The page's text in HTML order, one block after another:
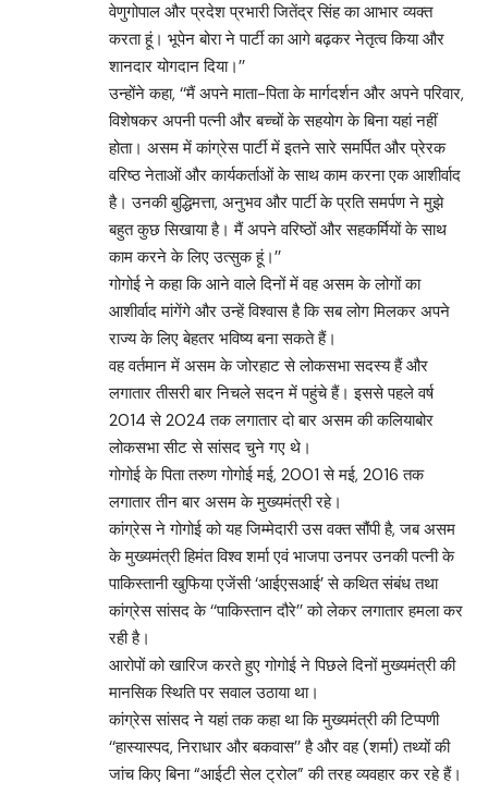
वेणुगोपाल और प्रदेश प्रभारी जितेंद्र सिंह का आभार व्यक्त
करता हूं। भूपेन बोरा ने पार्टी का आगे बढ़कर नेतृत्व किया और
शानदार योगदान दिया।’’
उन्होंने कहा, ‘‘मैं अपने माता-पिता के मार्गदर्शन और अपने परिवार,
विशेषकर अपनी पत्नी और बच्चों के सहयोग के बिना यहां नहीं
होता। असम में कांग्रेस पार्टी में इतने सारे समर्पित और प्रेरक
वरिष्ठ नेताओं और कार्यकर्ताओं के साथ काम करना एक आशीर्वाद
है। उनकी बुद्धिमत्ता, अनुभव और पार्टी के प्रति समर्पण ने मुझे
बहुत कुछ सिखाया है। मैं अपने वरिष्ठों और सहकर्मियों के साथ
काम करने के लिए उत्सुक हूं।’’
गोगोई ने कहा कि आने वाले दिनों में वह असम के लोगों का
आशीर्वाद मांगेंगे और उन्हें विश्वास है कि सब लोग मिलकर अपने
राज्य के लिए बेहतर भविष्य बना सकते हैं।
वह वर्तमान में असम के जोरहाट से लोकसभा सदस्य हैं और
लगातार तीसरी बार निचले सदन में पहुंचे हैं। इससे पहले वर्ष
2014 से 2024 तक लगातार दो बार असम की कलियाबोर
लोकसभा सीट से सांसद चुने गए थे।
गोगोई के पिता तरुण गोगोई मई, 2001 से मई, 2016 तक
लगातार तीन बार असम के मुख्यमंत्री रहे।
कांग्रेस ने गोगोई को यह जिम्मेदारी उस वक्त सौंपी है, जब असम
के मुख्यमंत्री हिमंत विश्व शर्मा एवं भाजपा उनपर उनकी पत्नी के
पाकिस्तानी खुफिया एजेंसी ‘आईएसआई’ से कथित संबंध तथा
कांग्रेस सांसद के ‘‘पाकिस्तान दौरे’’ को लेकर लगातार हमला कर
रही है।
आरोपों को खारिज करते हुए गोगोई ने पिछले दिनों मुख्यमंत्री की
मानसिक स्थिति पर सवाल उठाया था।
कांग्रेस सांसद ने यहां तक ​​कहा था कि मुख्यमंत्री की टिप्पणी
‘‘हास्यास्पद, निराधार और बकवास’’ है और वह (शर्मा) तथ्यों की
जांच किए बिना “आईटी सेल ट्रोल” की तरह व्यवहार कर रहे हैं।